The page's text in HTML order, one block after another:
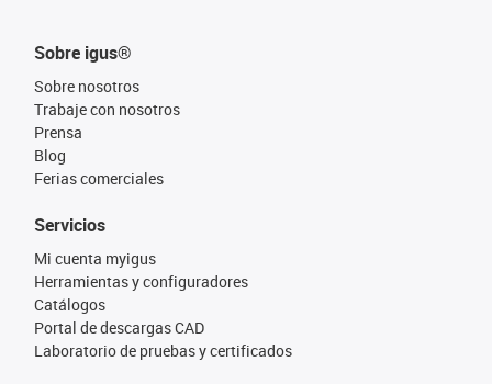
Sobre igus®
Sobre nosotros
Trabaje con nosotros
Prensa
Blog
Ferias comerciales
Servicios
Mi cuenta myigus
Herramientas y configuradores
Catálogos
Portal de descargas CAD
Laboratorio de pruebas y certificados